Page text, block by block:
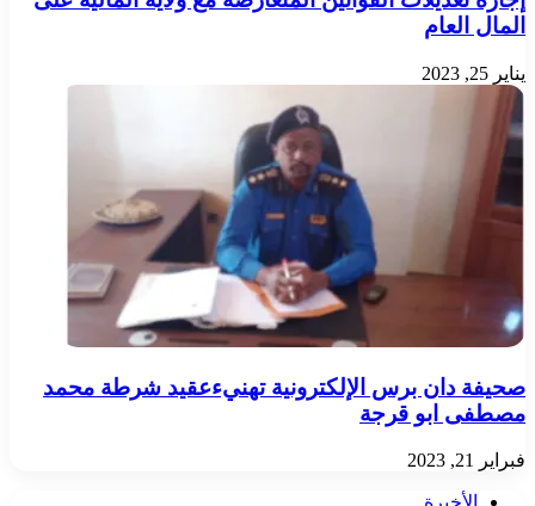
المال العام
يناير 25, 2023
صحيفة دان برس الإلكترونية تهنيءعقيد شرطة محمد
مصطفى ابو قرجة
فبراير 21, 2023